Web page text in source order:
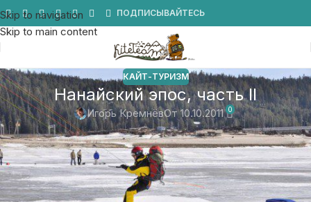
Skip to navigation
Skip to main content
ПОДПИСЫВАЙТЕСЬ
КАЙТ-ТУРИЗМ
Нанайский эпос, часть II
Игорь КремнёвОт 10.10.2011 0
Подготовка.
Захотелось снова приключений. Решил-таки добить Обь,
либо себя. Пересмотрел снаряжение, кайтовый гардероб.
Купил чудесный горнолыжный «скафандр» из гортекса от